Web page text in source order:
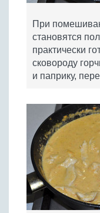
При
становятся
практически
сковороду
и паприку,